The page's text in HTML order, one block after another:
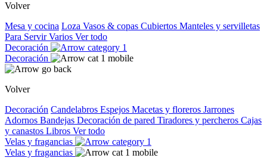
Volver
Mesa y cocina Loza Vasos & copas Cubiertos Manteles y servilletas
Para ServirVarios Ver todo
Decoración
Decoración
Volver
Decoración Candelabros Espejos Macetas y floreros Jarrones
Adornos Bandejas Decoración de pared Tiradores y percheros Cajas
y canastos Libros Ver todo
Velas y fragancias
Velas y fragancias